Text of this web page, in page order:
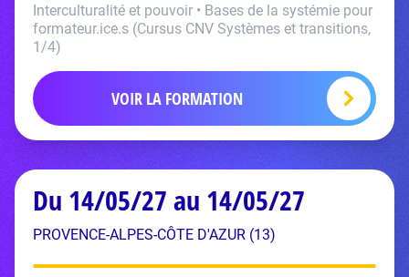
Interculturalité et pouvoir • Bases de la systémie pour
formateur.ice.s (Cursus CNV Systèmes et transitions,
1/4)
VOIR LA FORMATION
Du 14/05/27 au 14/05/27
PROVENCE-ALPES-CÔTE D'AZUR (13)